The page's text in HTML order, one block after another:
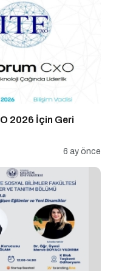
2026 İçin Geri
6 ay önce